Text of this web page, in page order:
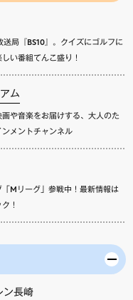
送局『BS10』。クイズにゴルフに
い番組てんこ盛り！
ム
や音楽をお届けする、大人のた
メントチャンネル
Mリーグ」参戦中！最新情報は
！
ン長崎